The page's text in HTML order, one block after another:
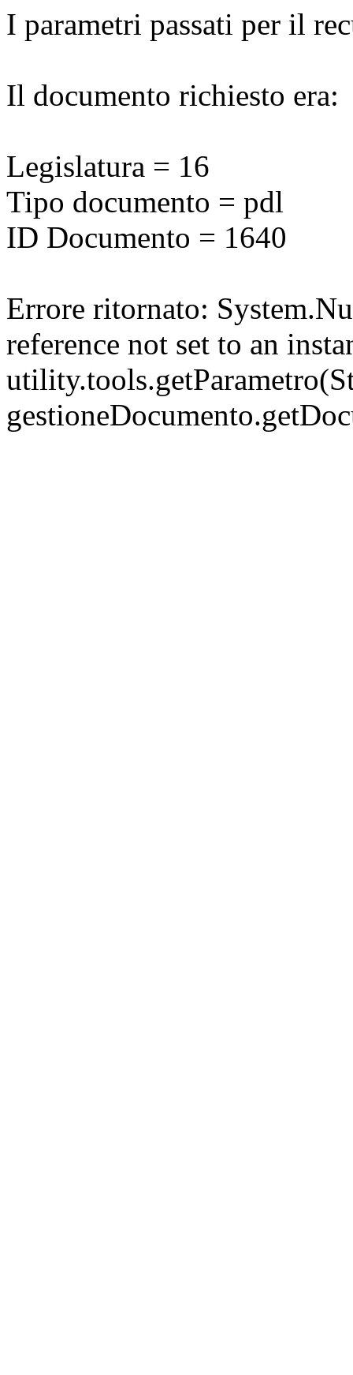
I parametri passati per il
Il documento richiesto era:
Legislatura = 16
Tipo documento = pdl
ID Documento = 1640
Errore ritornato:
reference not set to an